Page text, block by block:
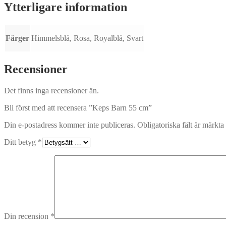
Ytterligare information
Färger Himmelsblå, Rosa, Royalblå, Svart
Recensioner
Det finns inga recensioner än.
Bli först med att recensera ”Keps Barn 55 cm”
Din e-postadress kommer inte publiceras. Obligatoriska fält är märkta
Ditt betyg *
Din recension *